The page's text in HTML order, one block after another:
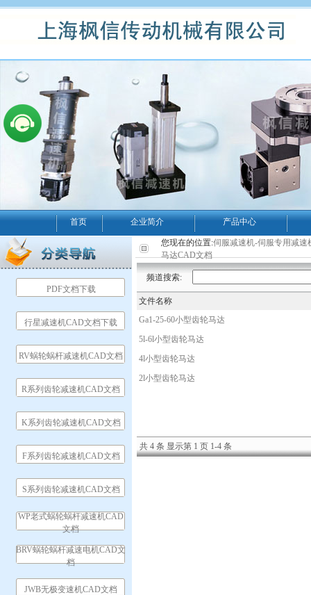
首页 企业简介 产品中心
PDF文档下载
行星减速机CAD文档下载
RV蜗轮蜗杆减速机CAD文档
R系列齿轮减速机CAD文档
K系列齿轮减速机CAD文档
F系列齿轮减速机CAD文档
S系列齿轮减速机CAD文档
WP老式蜗轮蜗杆减速机CAD
文档
BRV蜗轮蜗杆减速电机CAD文
档
JWB无极变速机CAD文档
您现在的位置:伺服减速机-伺服专用减
马达CAD文档
频道搜索:
文件名称
Ga1-25-60小型齿轮马达
5l-6l小型齿轮马达
4l小型齿轮马达
2l小型齿轮马达
共 4 条 显示第 1 页 1-4 条